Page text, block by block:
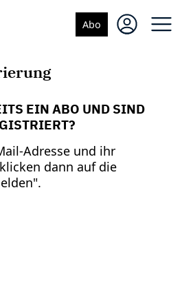
Abo
EIN ABO UND SIND
Adresse und ihr
dann auf die